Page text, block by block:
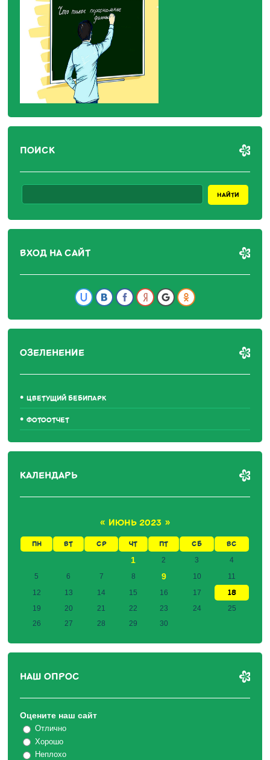
ПОИСК
ВХОД НА САЙТ
ОЗЕЛЕНЕНИЕ
ЦВЕТУЩИЙ БЕБИПАРК
ФОТООТЧЕТ
КАЛЕНДАРЬ
« ИЮНЬ 2023 »
ПН ВТ СР ЧТ ПТ СБ ВС
1 2 3
4
5
6 7 8 9 10
11
12
13 14 15 16 17 18
19 20 21 22 23 24
25
26
27 28 29 30
НАШ ОПРОС
Оцените наш сайт
Отлично
Хорошо
Неплохо